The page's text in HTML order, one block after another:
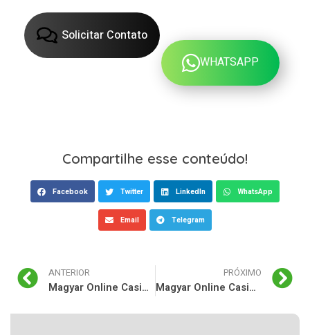
Solicitar Contato
WHATSAPP
Compartilhe esse conteúdo!
Facebook Twitter LinkedIn WhatsApp
Email Telegram
ANTERIOR
Magyar Online Casino VIP programokkal s hsgbnuszokkal.1199
PRÓXIMO
Magyar Online Casino rulett blackjack s pker jtkokkal.1972